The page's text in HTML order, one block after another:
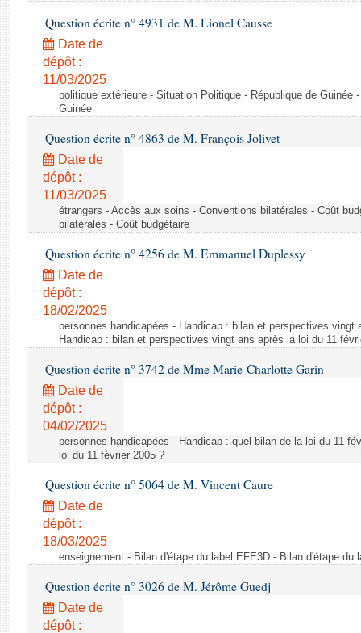
Question écrite n° 4931 de M. Lionel Causse
Date de
dépôt :
11/03/2025
politique extérieure - Situation Politique - République de Guinée
Guinée
Question écrite n° 4863 de M. François Jolivet
Date de
dépôt :
11/03/2025
étrangers - Accès aux soins - Conventions bilatérales - Coût
bilatérales - Coût budgétaire
Question écrite n° 4256 de M. Emmanuel Duplessy
Date de
dépôt :
18/02/2025
personnes handicapées - Handicap : bilan et perspectives vingt
Handicap : bilan et perspectives vingt ans après la loi du 11
Question écrite n° 3742 de Mme Marie-Charlotte Garin
Date de
dépôt :
04/02/2025
personnes handicapées - Handicap : quel bilan de la loi du 11
loi du 11 février 2005 ?
Question écrite n° 5064 de M. Vincent Caure
Date de
dépôt :
18/03/2025
enseignement - Bilan d'étape du label EFE3D - Bilan d'étape du
Question écrite n° 3026 de M. Jérôme Guedj
Date de
dépôt :